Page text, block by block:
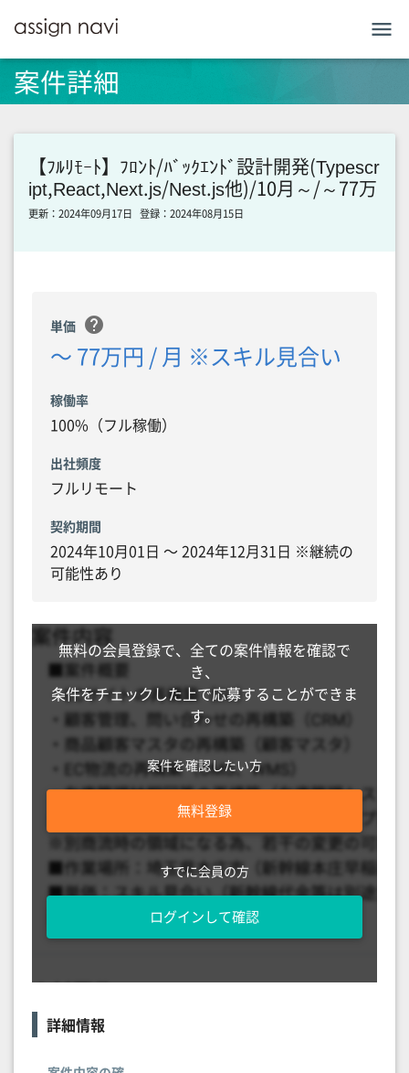
menu
案件詳細
【ﾌﾙﾘﾓｰﾄ】ﾌﾛﾝﾄ/ﾊﾞｯｸｴﾝﾄﾞ設計開発(Typescr
ipt,React,Next.js/Nest.js他)/10月～/～77万
更新：2024年09月17日 登録：2024年08月15日
単価 help
〜 77万円 / 月 ※スキル見合い
稼働率
100%（フル稼働）
出社頻度
フルリモート
契約期間
2024年10月01日 〜 2024年12月31日 ※継続の
可能性あり
無料の会員登録で、全ての案件情報を確認で
き、
条件をチェックした上で応募することができま
す。
案件を確認したい方
無料登録
すでに会員の方
ログインして確認
詳細情報